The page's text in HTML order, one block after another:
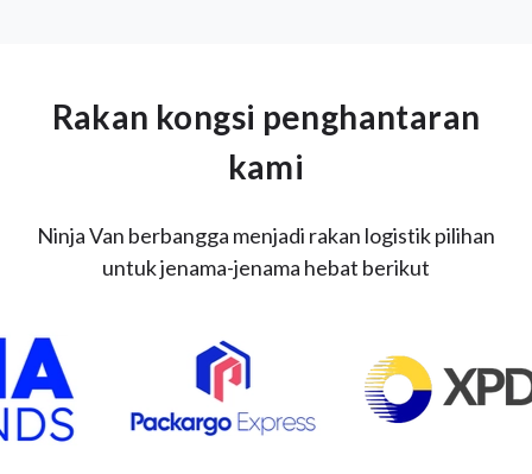
Rakan kongsi penghantaran
kami
Ninja Van berbangga menjadi rakan logistik pilihan
untuk jenama-jenama hebat berikut